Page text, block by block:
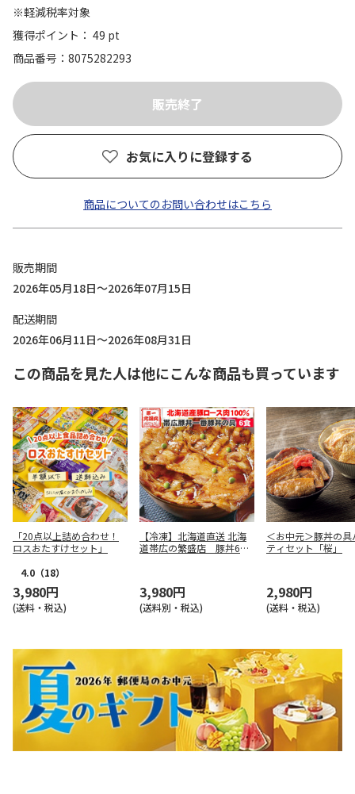
※軽減税率対象
獲得ポイント： 49 pt
商品番号
8075282293
お気に入りに登録する
商品についてのお問い合わせはこちら
販売期間
2026年05月18日～2026年07月15日
配送期間
2026年06月11日～2026年08月31日
この商品を見た人は他にこんな商品も買っています
「20点以上詰め合わせ！
ロスおたすけセット」
4.0 （18）
3,980円
(送料・税込)
【冷凍】北海道直送 北海
道帯広の繁盛店 豚丼6食
3,980円
(送料別・税込)
＜お中元＞豚丼の具
ティセット「桜」
2,980円
(送料・税込)